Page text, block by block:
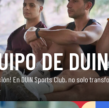
DE DUIN
En DUIN Sports Club, no solo